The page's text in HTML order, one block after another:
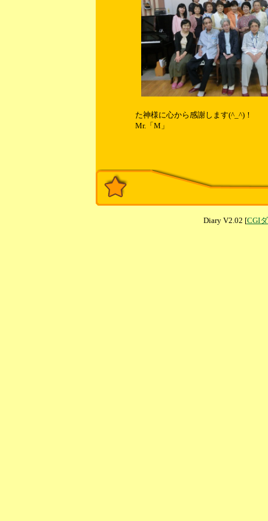
た神様に心から感謝します(^_^)！
Mr.「M」
Diary V2.02 [CGI